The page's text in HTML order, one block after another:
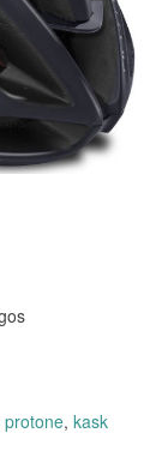
protone, kask